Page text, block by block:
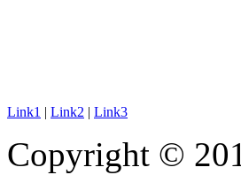
Link1 | Link2 | Link3
Copyright ©